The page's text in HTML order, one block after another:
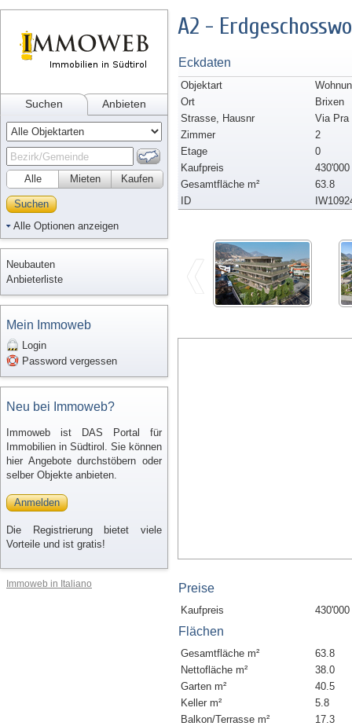
Suchen Anbieten
Alle Kaufen
Mieten
Suchen
Alle Optionen anzeigen
Neubauten
Anbieterliste
Mein Immoweb
Login
Password vergessen
Neu bei Immoweb?
Immoweb ist DAS Portal für
Immobilien in Südtirol. Sie können
hier Angebote durchstöbern oder
selber Objekte anbieten.
Anmelden
Die Registrierung bietet viele
Vorteile und ist gratis!
Immoweb in Italiano
A2 -
Eckdaten
Objektart
Ort
Brixen
Strasse, Hausnr
Via Pra
Zimmer
2
Etage
0
Kaufpreis
430'000
Gesamtfläche m²
63.8
ID
Preise
Kaufpreis 430'000
Flächen
Gesamtfläche m²
63.8
Nettofläche m²
38.0
Garten m²
40.5
Keller m²
5.8
Balkon/Terrasse m²
17.3